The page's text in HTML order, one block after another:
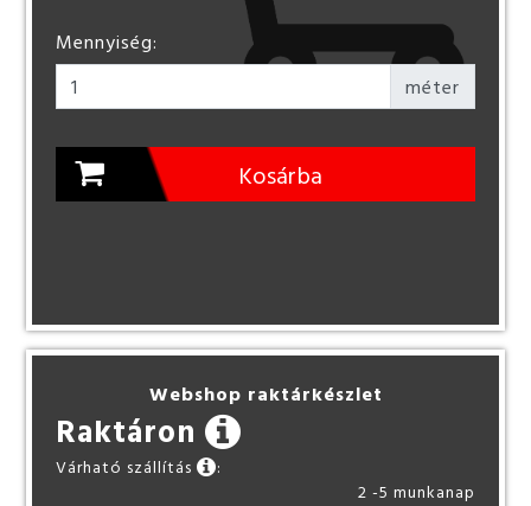
Mennyiség:
méter
Kosárba
Webshop raktárkészlet
Raktáron
Várható szállítás
:
2 -5 munkanap